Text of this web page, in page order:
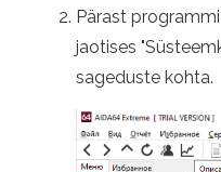
Pärast
jaotises
sageduste kohta.